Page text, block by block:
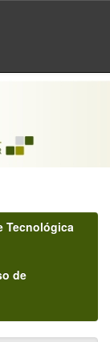
Tecnológica
de